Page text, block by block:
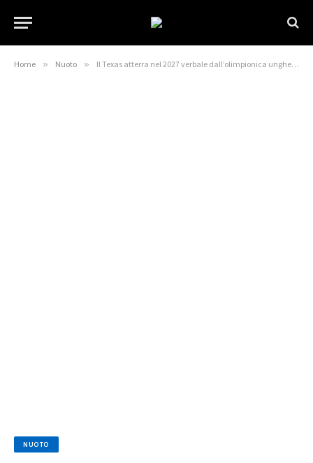
Home » Nuoto » Il Texas atterra nel 2027 verbale dall’olimpionica ungherese Vivien Jackl
NUOTO